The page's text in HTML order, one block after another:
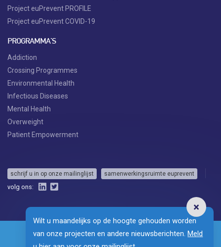
Wilt u maandelijks op de hoogte gehouden worden
van onze projecten en andere nieuwsberichten.Meld
Project euPrevent PROFILE
Project euPrevent COVID-19
PROGRAMMA'S
Addiction
Crossing Programmes
Environmental Health
Infectious Diseases
Mental Health
Overweight
Patient Empowerment
schrijf u in op onze mailinglijst samenwerkingsruimte euprevent
volg ons: